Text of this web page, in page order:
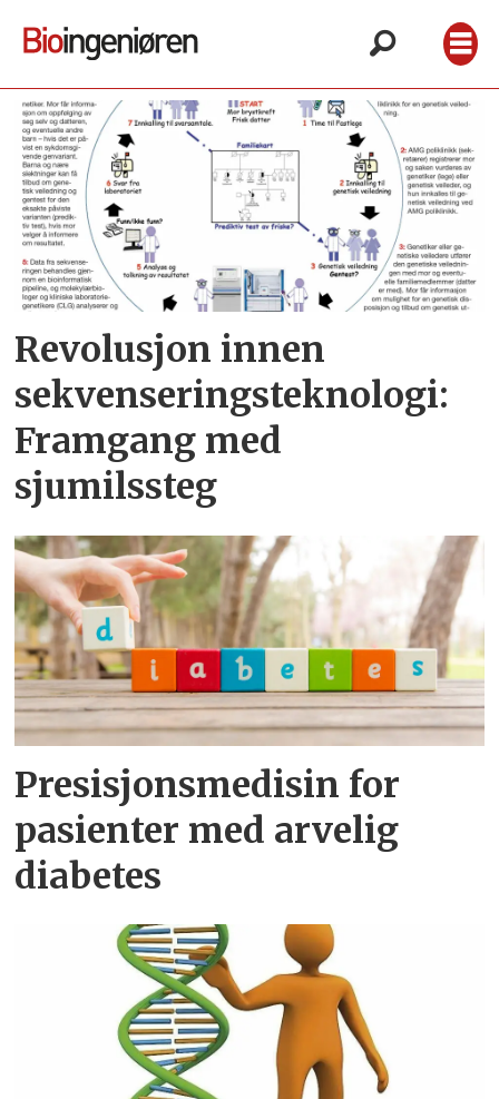
Tag:
gentest
Revolusjon innen
sekvenseringsteknologi:
Framgang med
sjumilssteg
Presisjonsmedisin for
pasienter med arvelig
diabetes